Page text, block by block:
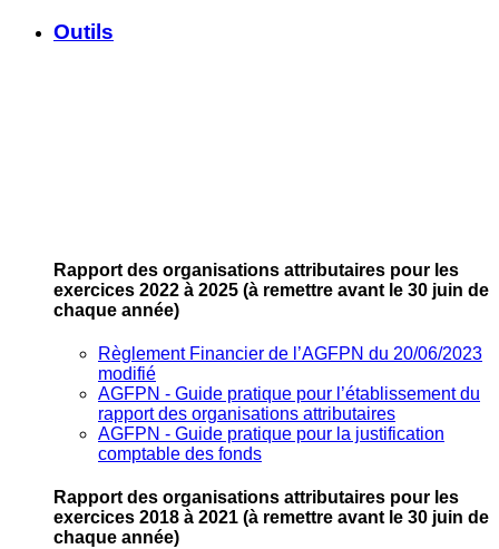
Outils
Rapport des organisations attributaires pour les
exercices 2022 à 2025 (à remettre avant le 30 juin de
chaque année)
Règlement Financier de l’AGFPN du 20/06/2023
modifié
AGFPN ‐ Guide pratique pour l’établissement du
rapport des organisations attributaires
AGFPN ‐ Guide pratique pour la justification
comptable des fonds
Rapport des organisations attributaires pour les
exercices 2018 à 2021 (à remettre avant le 30 juin de
chaque année)